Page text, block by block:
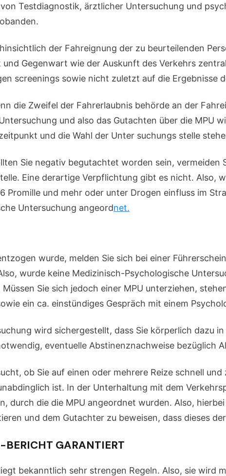
Testdiagnostik, ärztlicher Untersuchung und
der Fahreignung der zu beurteilenden
Gegenwart wie der Auskunft des Verkehrs
screenings sowie nicht zuletzt auf die Ergebnisse
die Zweifel der Fahrerlaubnis behörde an der
und also das Gutachten über die MPU
und die Wahl der Unter suchungs stelle
Sie negativ begutachtet worden sein, vermeiden
Eine derartige Verpflichtung gibt es nicht. Also,
Promille und mehr oder unter Drogen einfluss im
Untersuchung angeordnet.
wurde, melden Sie sich bei einer
wurde keine Medizinisch-Psychologische
Sie sich jedoch einer MPU unterziehen,
ein ca. einstündiges Gespräch mit einem
wird sichergestellt, dass Sie körperlich dazu
eventuelle Abstinenznachweise bezüglich
ob Sie auf einen oder mehrere Reize schnell
ist. In der Unterhaltung mit dem
durch die die MPU angeordnet wurden. Also,
und dem Gutachter zu beweisen, dass dieses
GARANTIERT
bekanntlich sehr strengen Regeln. Also, sie wird